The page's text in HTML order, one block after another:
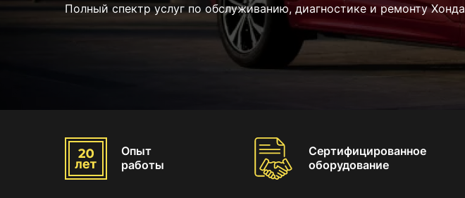
Полный спектр услуг по обслуживанию, диагностике и ремонту Хонда
Опыт
работы
Сертифицированное
оборудование